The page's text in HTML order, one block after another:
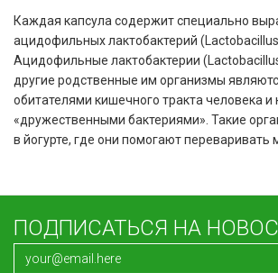
Каждая капсула содержит специально
ацидофильных лактобактерий
Ацидофильные лактобактерии
другие родственные им организмы
обитателями кишечного тракта человека и
«дружественными бактериями». Такие
в йогурте, где они помогают переваривать
ПОДПИСАТЬСЯ НА